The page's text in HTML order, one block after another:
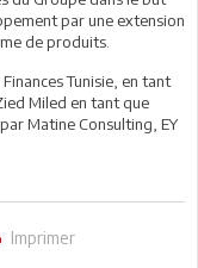
par une extension
de produits.
Tunisie, en tant
Miled en tant que
Matine Consulting, EY
Imprimer